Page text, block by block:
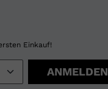
Einkauf!
ANMELDEN